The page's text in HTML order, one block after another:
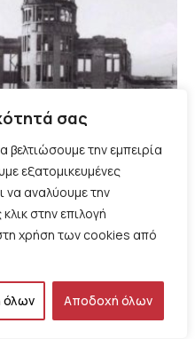
σας
την εμπειρία
εξατομικευμένες
να αναλύουμε την
στην επιλογή
χρήση των cookies από
όλων Αποδοχή όλων
ΕΚΔΗΛΩΣΕΙΣ
των ΗΠΑ στη
Ναγκασάκι